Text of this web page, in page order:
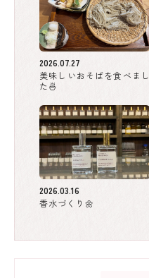
2026.07.27
美味しいおそばを食べまし
た🍜
2026.03.16
香水づくり🌼